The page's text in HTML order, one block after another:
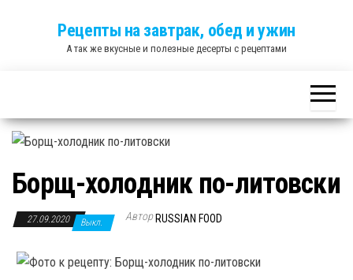
Рецепты на завтрак, обед и ужин
А так же вкусные и полезные десерты с рецептами
Борщ-холодник по-литовски
27.09.2020 Выкл. Автор RUSSIAN FOOD